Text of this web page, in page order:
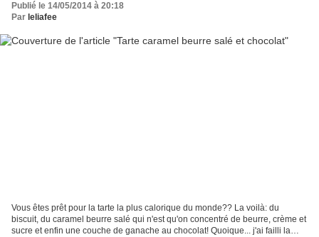
Publié le 14/05/2014 à 20:18
Par leliafee
Vous êtes prêt pour la tarte la plus calorique du monde?? La voilà: du
biscuit, du caramel beurre salé qui n'est qu'on concentré de beurre, crème et
sucre et enfin une couche de ganache au chocolat! Quoique... j'ai failli la